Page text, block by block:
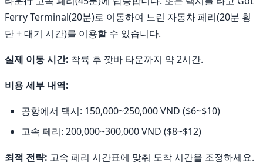
Ferry Terminal(20분)로 이동하여 느린 자동차 페리(20분 횡
단 + 대기 시간)를 이용할 수 있습니다.
실제 이동 시간: 착륙 후 깟바 타운까지 약 2시간.
비용 세부 내역:
공항에서 택시: 150,000~250,000 VND ($6~$10)
고속 페리: 200,000~300,000 VND ($8~$12)
최적 전략: 고속 페리 시간표에 맞춰 도착 시간을 조정하세요.